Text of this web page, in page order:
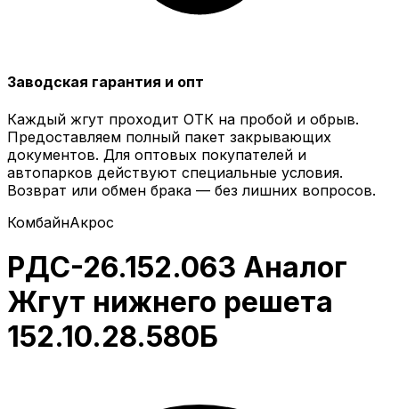
Заводская гарантия и опт
Каждый жгут проходит ОТК на пробой и обрыв.
Предоставляем полный пакет закрывающих
документов. Для оптовых покупателей и
автопарков действуют специальные условия.
Возврат или обмен брака — без лишних вопросов.
КомбайнАкрос
РДС-26.152.063 Аналог
Жгут нижнего решета
152.10.28.580Б